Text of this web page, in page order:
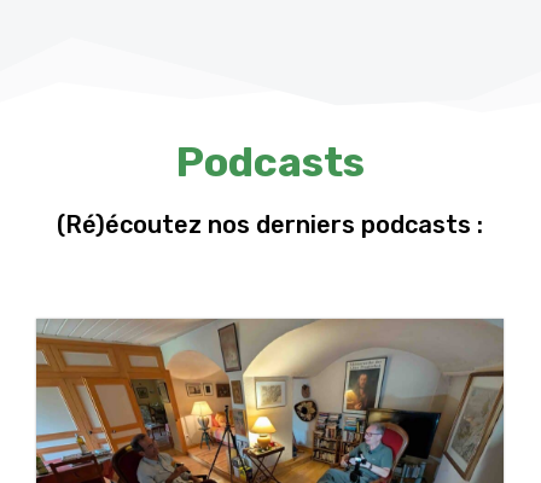
Podcasts
(Ré)écoutez nos derniers podcasts :